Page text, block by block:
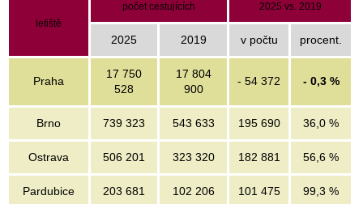
letiště
počet cestujících 2025 vs. 2019
2025 2019 v počtu procent.
Praha
17 750
528
17 804
900
- 54 372 - 0,3 %
Brno 739 323 543 633 195 690 36,0 %
Ostrava 506 201 323 320 182 881 56,6 %
Pardubice 203 681 102 206 101 475 99,3 %